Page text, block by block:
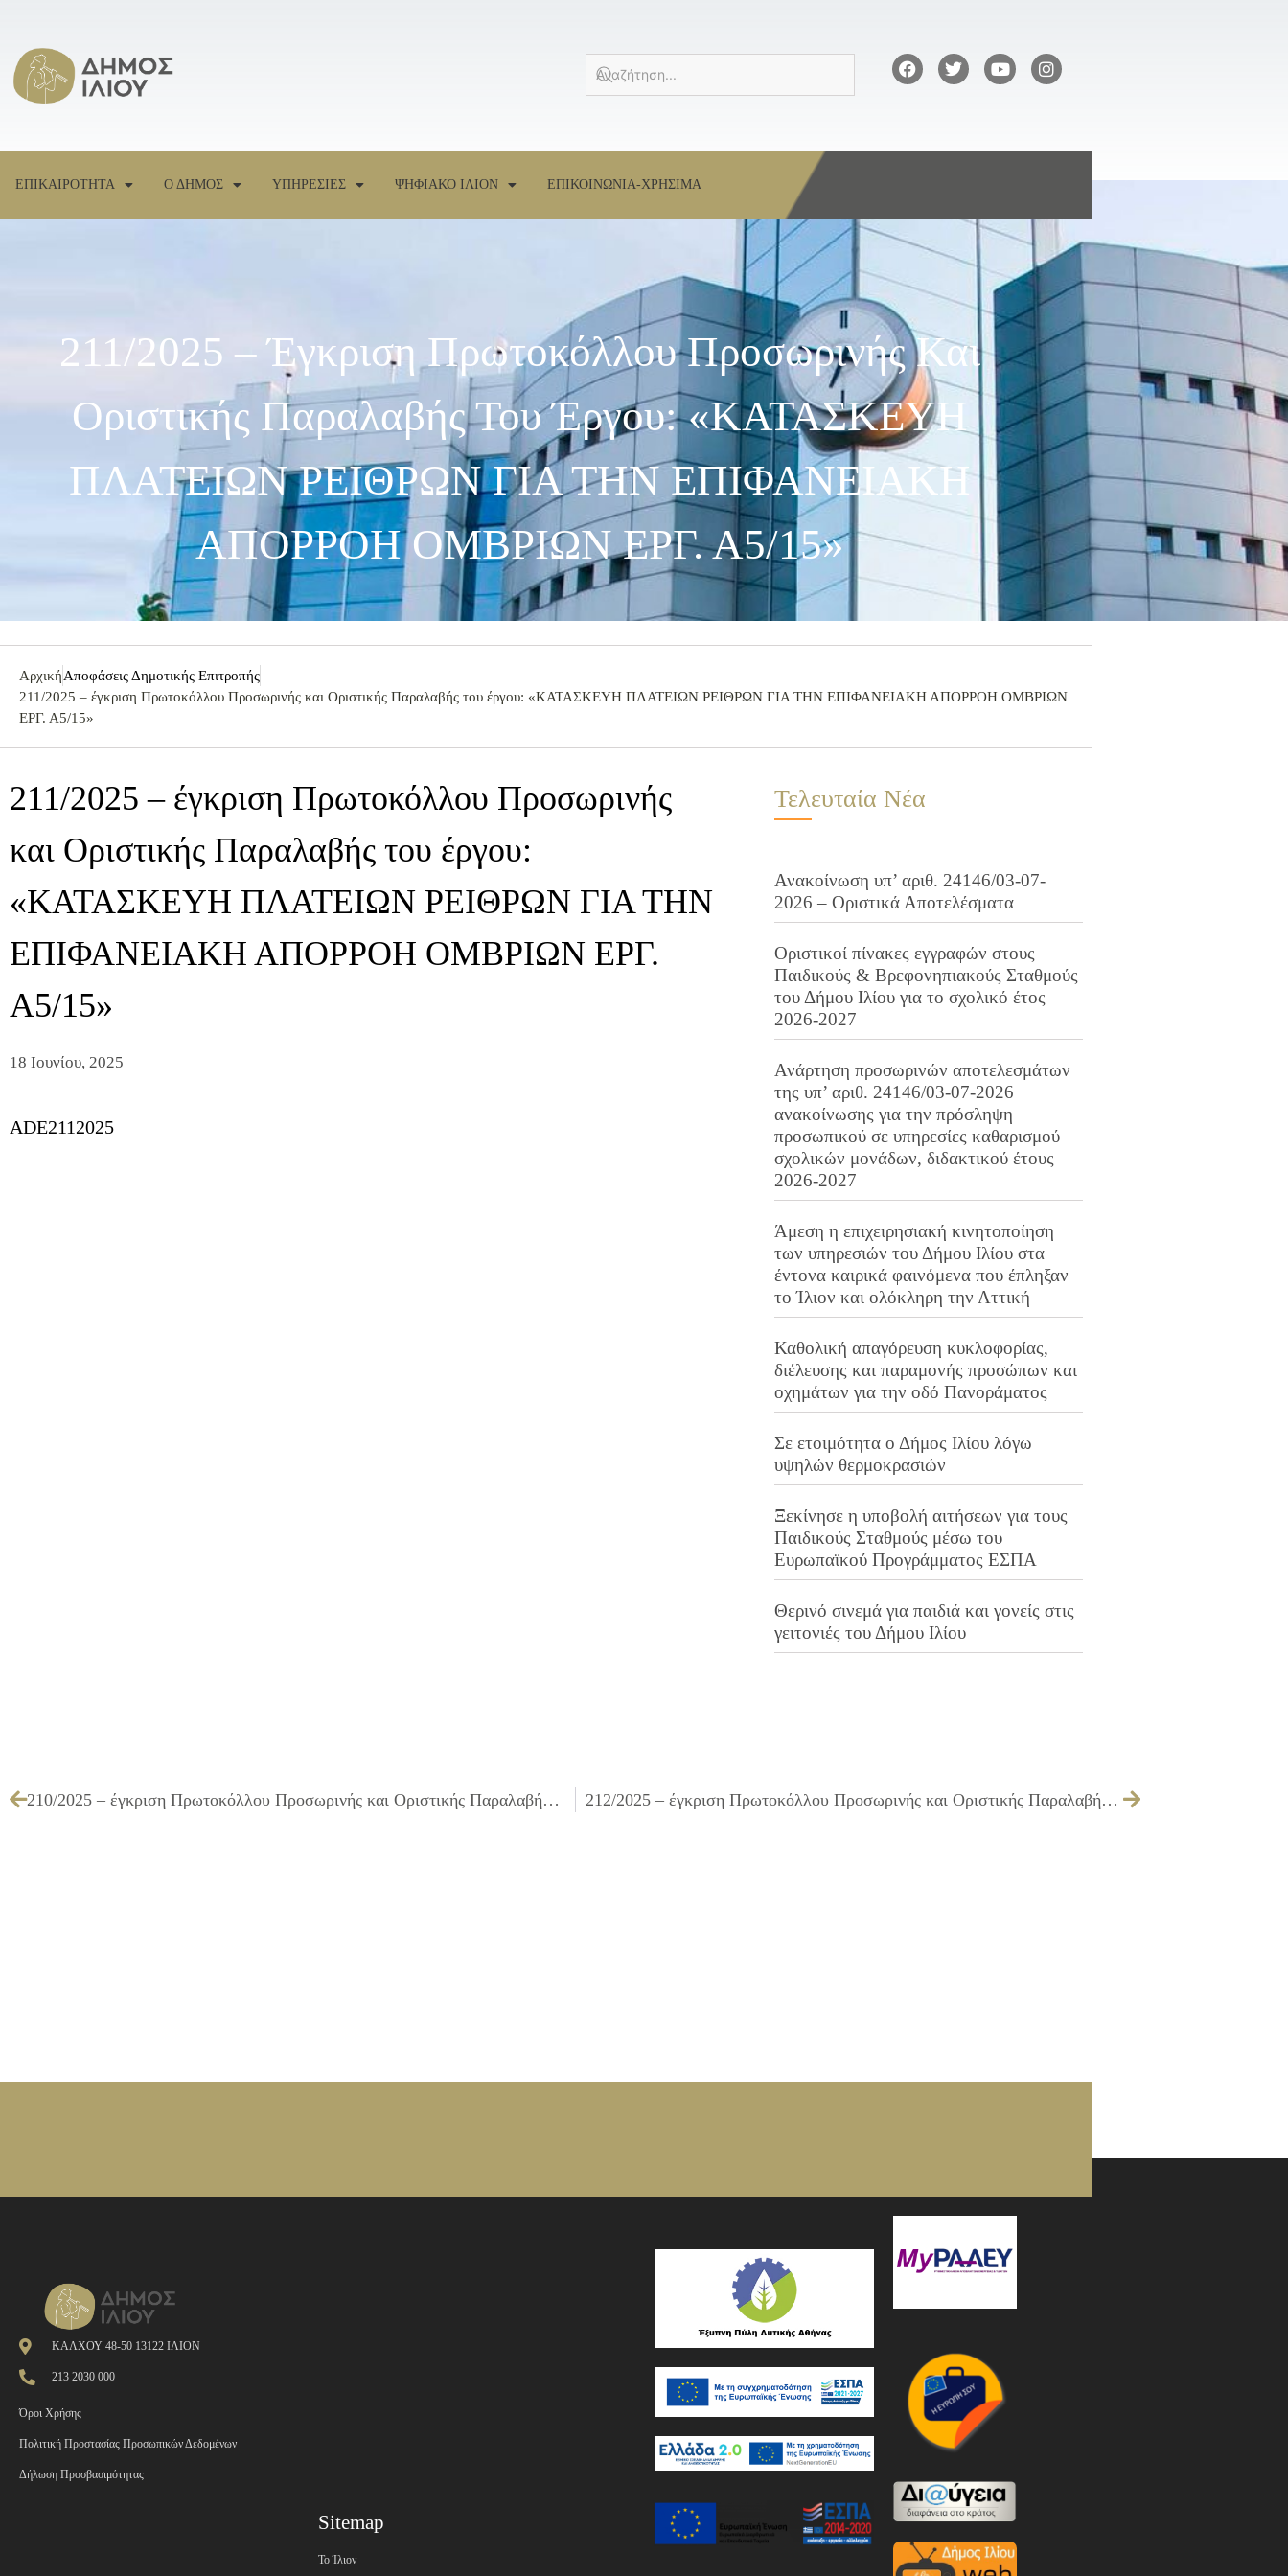
ΕΠΙΚΑΙΡΟΤΗΤΑ Ο ΔΗΜΟΣ ΥΠΗΡΕΣΙΕΣ ΨΗΦΙΑΚΟ ΙΛΙΟΝ ΕΠΙΚΟΙΝΩΝΙΑ-ΧΡΗΣΙΜΑ
211/2025 – Έγκριση Πρωτοκόλλου Προσωρινής Και
Οριστικής Παραλαβής Του Έργου: «ΚΑΤΑΣΚΕΥΗ
ΠΛΑΤΕΙΩΝ ΡΕΙΘΡΩΝ ΓΙΑ ΤΗΝ ΕΠΙΦΑΝΕΙΑΚΗ
ΑΠΟΡΡΟΗ ΟΜΒΡΙΩΝ ΕΡΓ. Α5/15»
ΑρχικήΑποφάσεις Δημοτικής Επιτροπής
211/2025 – έγκριση Πρωτοκόλλου Προσωρινής και Οριστικής Παραλαβής του έργου: «ΚΑΤΑΣΚΕΥΗ ΠΛΑΤΕΙΩΝ ΡΕΙΘΡΩΝ ΓΙΑ ΤΗΝ ΕΠΙΦΑΝΕΙΑΚΗ ΑΠΟΡΡΟΗ ΟΜΒΡΙΩΝ
ΕΡΓ. Α5/15»
211/2025 – έγκριση Πρωτοκόλλου Προσωρινής
και Οριστικής Παραλαβής του έργου:
«ΚΑΤΑΣΚΕΥΗ ΠΛΑΤΕΙΩΝ ΡΕΙΘΡΩΝ ΓΙΑ ΤΗΝ
ΕΠΙΦΑΝΕΙΑΚΗ ΑΠΟΡΡΟΗ ΟΜΒΡΙΩΝ ΕΡΓ.
Α5/15»
18 Ιουνίου, 2025
ADE2112025
Τελευταία Νέα
Ανακοίνωση υπ’ αριθ. 24146/03-07-
2026 – Οριστικά Αποτελέσματα
Οριστικοί πίνακες εγγραφών στους
Παιδικούς & Βρεφονηπιακούς Σταθμούς
του Δήμου Ιλίου για το σχολικό έτος
2026-2027
Ανάρτηση προσωρινών αποτελεσμάτων
της υπ’ αριθ. 24146/03-07-2026
ανακοίνωσης για την πρόσληψη
προσωπικού σε υπηρεσίες καθαρισμού
σχολικών μονάδων, διδακτικού έτους
2026-2027
Άμεση η επιχειρησιακή κινητοποίηση
των υπηρεσιών του Δήμου Ιλίου στα
έντονα καιρικά φαινόμενα που έπληξαν
το Ίλιον και ολόκληρη την Αττική
Καθολική απαγόρευση κυκλοφορίας,
διέλευσης και παραμονής προσώπων και
οχημάτων για την οδό Πανοράματος
Σε ετοιμότητα ο Δήμος Ιλίου λόγω
υψηλών θερμοκρασιών
Ξεκίνησε η υποβολή αιτήσεων για τους
Παιδικούς Σταθμούς μέσω του
Ευρωπαϊκού Προγράμματος ΕΣΠΑ
Θερινό σινεμά για παιδιά και γονείς στις
γειτονιές του Δήμου Ιλίου
210/2025 – έγκριση Πρωτοκόλλου Προσωρινής και Οριστικής Παραλαβής του έργου: «ΚΑΤΑΣΚΕΥΗ ΕΞΩΤΕΡΙΚΩΝ ΔΙΑΚΛΑΔΩΣΕΩΝ ΑΚΙΝΗΤΩΝ ΕΡΓ. Β3/15» 212/2025 – έγκριση Πρωτοκόλλου Προσωρινής και Οριστικής Παραλαβής του έργου: «ΒΕΛΤΙΩΣΗ ΣΥΝΤΗΡΗΣΗ ΑΘΛΗΤΙΚΩΝ ΕΓΚΑΤΑΣΤΑΣΕΩΝ ΤΟΥ ΔΗΜΟΥ ΕΡΓ. Ζ2/16»
ΚΑΛΧΟΥ 48-50 13122 ΙΛΙΟΝ
213 2030 000
Όροι Χρήσης
Πολιτική Προστασίας Προσωπικών Δεδομένων
Δήλωση Προσβασιμότητας
Sitemap
Το Ίλιον